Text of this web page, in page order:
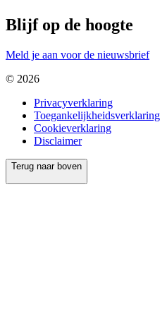
Blijf op de hoogte
Meld je aan voor de nieuwsbrief
© 2026
Privacyverklaring
Toegankelijkheidsverklaring
Cookieverklaring
Disclaimer
Terug naar boven